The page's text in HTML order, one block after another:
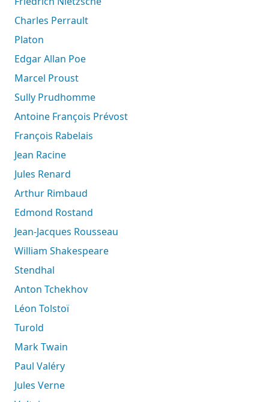
Charles Perrault
Platon
Edgar Allan Poe
Marcel Proust
Sully Prudhomme
Antoine François Prévost
François Rabelais
Jean Racine
Jules Renard
Arthur Rimbaud
Edmond Rostand
Jean-Jacques Rousseau
William Shakespeare
Stendhal
Anton Tchekhov
Léon Tolstoï
Turold
Mark Twain
Paul Valéry
Jules Verne